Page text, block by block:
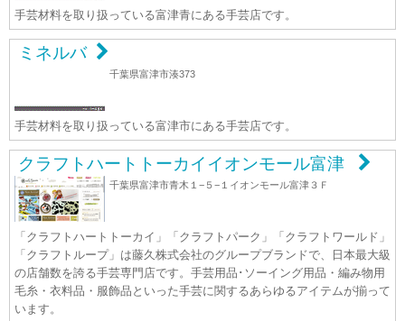
手芸材料を取り扱っている富津青にある手芸店です。
ミネルバ
千葉県富津市湊373
手芸材料を取り扱っている富津市にある手芸店です。
クラフトハートトーカイイオンモール富津
千葉県富津市青木１−５−１イオンモール富津３Ｆ
「クラフトハートトーカイ」「クラフトパーク」「クラフトワールド」
「クラフトループ」は藤久株式会社のグループブランドで、日本最大級
の店舗数を誇る手芸専門店です。手芸用品･ソーイング用品・編み物用
毛糸・衣料品・服飾品といった手芸に関するあらゆるアイテムが揃って
います。